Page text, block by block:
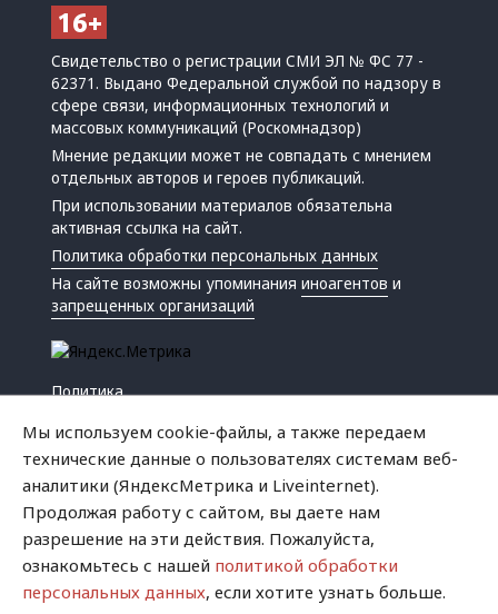
Свидетельство о регистрации СМИ ЭЛ № ФС 77 -
62371. Выдано Федеральной службой по надзору в
сфере связи, информационных технологий и
массовых коммуникаций (Роскомнадзор)
Мнение редакции может не совпадать с мнением
отдельных авторов и героев публикаций.
При использовании материалов обязательна
активная ссылка на сайт.
Политика обработки персональных данных
На сайте возможны упоминанияиноагентов и
запрещенных организаций
Политика
Криминал
Успех
Мы используем cookie-файлы, а также передаем
технические данные о пользователях системам веб-
аналитики (ЯндексМетрика и Liveinternet).
Продолжая работу с сайтом, вы даете нам
разрешение на эти действия. Пожалуйста,
ознакомьтесь с нашей политикой обработки
персональных данных, если хотите узнать больше.